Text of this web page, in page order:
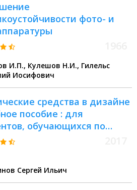
фото- и
Н.И., Гилельс
Иосифович
средства в дизайне
пособие : для
обучающихся по
09.03.02
Сергей Ильич